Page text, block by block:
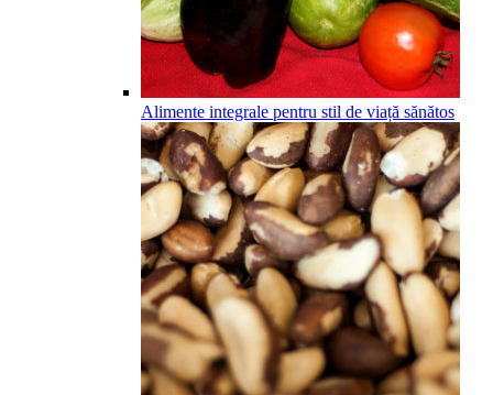
Alimente integrale pentru stil de viață sănătos